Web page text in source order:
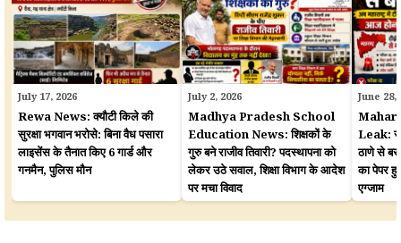
July 17, 2026
Rewa News: क्यौटी किले की
सुरक्षा भगवान भरोसे: बिना वैध पसारा
लाइसेंस के तैनात किए 6 गार्ड और
गनमैन, पुलिस मौन
July 2, 2026
Madhya Pradesh School
Education News: शिक्षकों के
गुरु बने राजीव तिवारी? पदस्थापना को
लेकर उठे सवाल, शिक्षा विभाग के आदेश
पर मचा विवाद
June 28,
Leak:
ठाणे से
का पेपर
एग्जाम